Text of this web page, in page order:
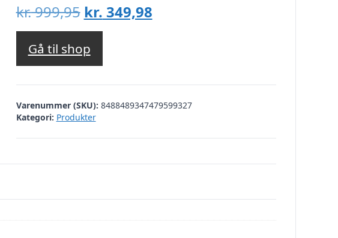
kr.999,95 Den
oprindelige
pris
var:
kr. 999,95.
kr. 349,98Den
kr. 349,98.
Gå til shop
Varenummer (SKU): 8488489347479599327
Kategori: Produkter